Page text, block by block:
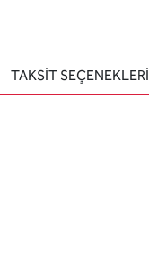
TAKSİT SEÇENEKLERİ